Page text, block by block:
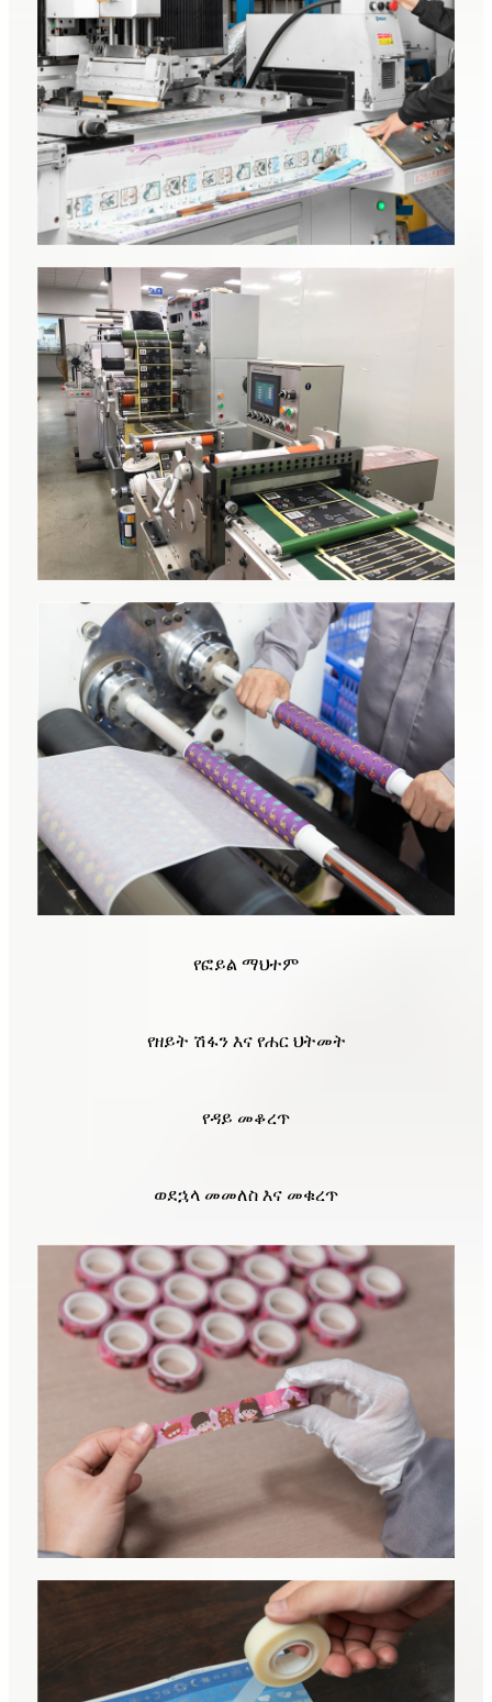
የፎይል ማህተም
የዘይት ሽፋን እና የሐር ህትመት
የዳይ መቆረጥ
ወደኋላ መመለስ እና መቁረጥ